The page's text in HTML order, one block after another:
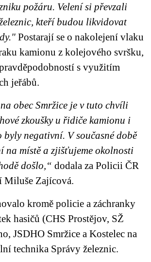
požáru. Velení si převzali
kteří budou likvidovat
Postarají se o nakolejení vlaku
kamionu z kolejového svršku,
s využitím
jeřábů.
obec Smržice je v tuto chvíli
zkoušky u řidiče kamionu i
negativní. V současné době
na místě a zjišťujeme okolnosti
došlo,“ dodala za Policii ČR
Miluše Zajícová.
kromě policie a záchranky
hasičů (CHS Prostějov, SŽ
JSDHO Smržice a Kostelec na
technika Správy železnic.